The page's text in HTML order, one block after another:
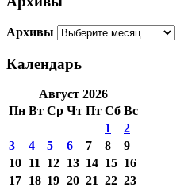
Архивы
Календарь
Август 2026
Пн Вт Ср Чт Пт Сб Вс
1
2
3
4 5 6 7 8
9
10 11 12 13 14 15 16
17 18 19 20 21 22 23